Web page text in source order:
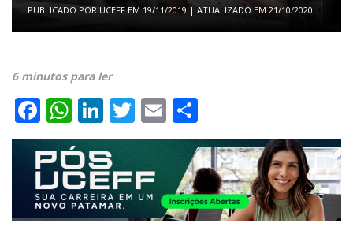
PUBLICADO POR UCEFFEM 19/11/2019 | ATUALIZADO EM 21/10/2020
6 minutos para ler
Facebook
WhatsApp
LinkedIn
Twitter
Email